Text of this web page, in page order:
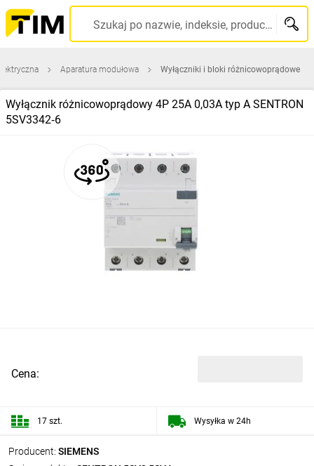
Szukaj po nazwie, indeksie, producencie, kodzie kreskowym...
Aparatura modułowa Wyłączniki i bloki różnicowoprądowe
Wyłącznik różnicowoprądowy 4P 25A 0,03A typ A SENTRON
5SV3342‑6
Producent: SIEMENS
Cena:
17 szt. Wysyłka w 24h